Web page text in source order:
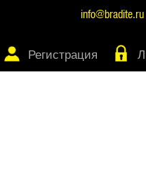
info@bradite.ru
Регистрация